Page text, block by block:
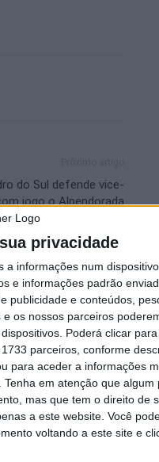
privacidade
a informações num
e informações padrão
publicidade e conteúdos,
os nossos parceiros
Poderá clicar
parceiros, conforme
para aceder a informações
Tenha em atenção que algum
mas que tem o direito de
a este website. Você
voltando a este site e
do Sul defende vice-
jogo o Alpendorada
ardida até